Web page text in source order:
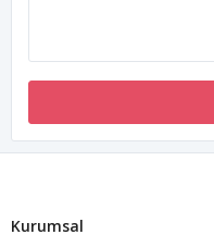
Kurumsal